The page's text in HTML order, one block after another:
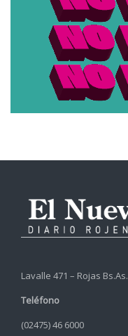
Lavalle 471 – Rojas Bs.As.
Teléfono
(02475) 46 6000